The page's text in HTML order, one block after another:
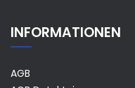
INFORMATIONEN
AGB